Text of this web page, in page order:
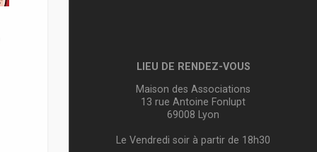
LIEU DE RENDEZ-VOUS
Maison des Associations
13 rue Antoine Fonlupt
69008 Lyon
Le Vendredi soir à partir de 18h30